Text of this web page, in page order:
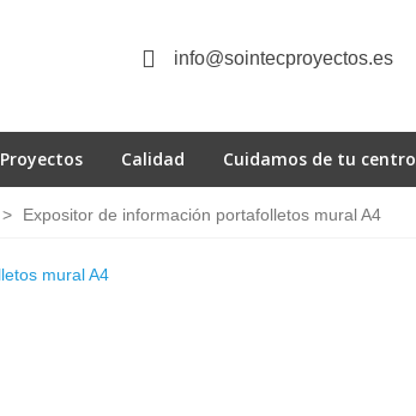
info@sointecproyectos.es
Proyectos Calidad Cuidamos de tu centro
> Expositor de información portafolletos mural A4